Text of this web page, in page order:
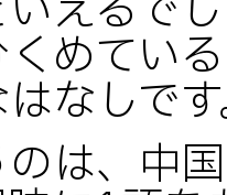
めてい
なしで
は、中